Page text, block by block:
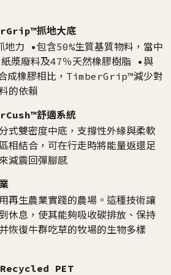
抓地大底
地力 •包含50%生質基質物料，當中
紙漿廢料及47％天然橡膠樹脂 •與
成橡膠相比，TimberGrip™減少對
的依賴
舒適系統
式雙密度中底，支撐性外緣與柔軟
相結合，可在行走時將能量返還足
減震回彈腳感
再生農業實踐的農場。這種技術讓
休息，使其能夠吸收碳排放、保持
恢復牛群吃草的牧場的生物多樣
PET